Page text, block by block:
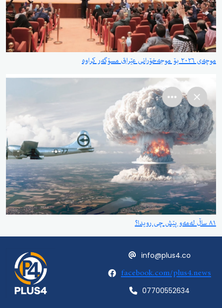
موچەی ٢٠٢٦ بۆ موجەخۆرانی عێراق مسۆگەر کراوە
٨١ ساڵ لەمەو پێش چی رویدا؟
info@plus4.co
facebook.com/plus4.news
07700552634